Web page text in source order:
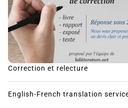
Correction et relecture
English-French translation